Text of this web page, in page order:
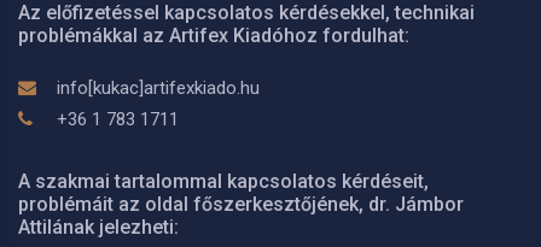
Az előfizetéssel kapcsolatos kérdésekkel, technikai
problémákkal az Artifex Kiadóhoz fordulhat:
info[kukac]artifexkiado.hu
+36 1 783 1711
A szakmai tartalommal kapcsolatos kérdéseit,
problémáit az oldal főszerkesztőjének, dr. Jámbor
Attilának jelezheti: